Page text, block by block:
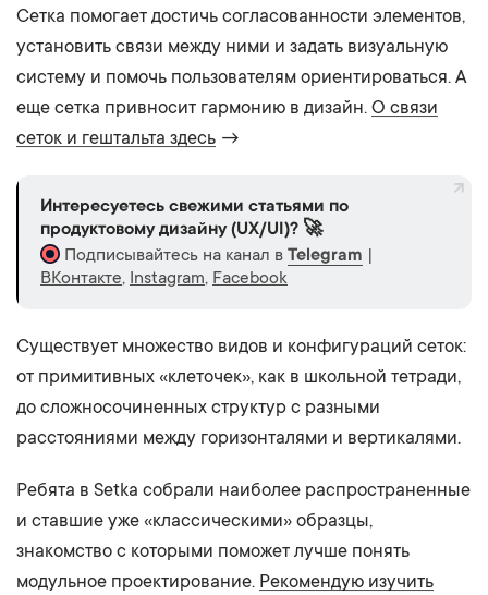
Сетка помогает достичь согласованности элементов,
установить связи между ними и задать визуальную
систему и помочь пользователям ориентироваться. А
еще сетка привносит гармонию в дизайн. О связи
сеток и гештальта здесь →
Интересуетесь свежими статьями по
продуктовому дизайну (UX/UI)? 🚀
Подписывайтесь на канал в Telegram |
ВКонтакте, Instagram, Facebook
Существует множество видов и конфигураций сеток:
от примитивных «клеточек», как в школьной тетради,
до сложносочиненных структур с разными
расстояниями между горизонталями и вертикалями.
Ребята в Setka собрали наиболее распространенные
и ставшие уже «классическими» образцы,
знакомство с которыми поможет лучше понять
модульное проектирование. Рекомендую изучить